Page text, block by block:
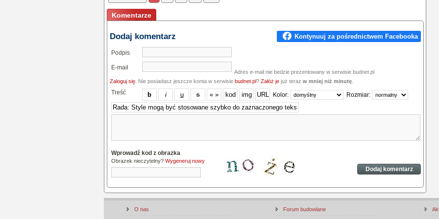
Komentarze
Dodaj komentarz
Podpis
E-mail
Adres e-mail nie bedzie prezentowany w serwisie budnet.pl
Zaloguj się . Nie posiadasz jeszcze konta w serwisie budnet.pl? Załóż je już teraz w mniej niż minutę
Treść Kolor: Rozmiar:
Wprowadź kod z obrazka
Obrazek nieczytelny? Wygeneruj nowy
O nas Forum budowlane